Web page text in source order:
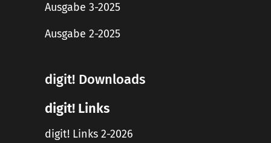
Ausgabe 3-2025
Ausgabe 2-2025
digit! Downloads
digit! Links
digit! Links 2-2026